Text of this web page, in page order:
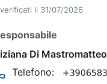
il 31/07/2026
Di Mastromatteo
Telefono: